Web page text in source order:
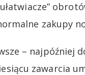
zakupy
– najpóźniej
zawarcia